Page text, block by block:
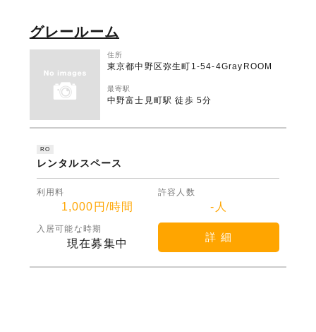
グレールーム
住所
東京都中野区弥生町1-54-4GrayROOM
最寄駅
中野富士見町駅 徒歩 5分
RO
レンタルスペース
利用料
1,000円/時間
許容人数
-人
入居可能な時期
現在募集中
詳 細